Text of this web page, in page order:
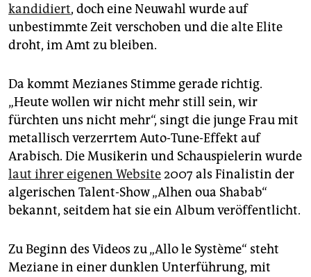
kandidiert, doch eine Neuwahl wurde auf
unbestimmte Zeit verschoben und die alte Elite
droht, im Amt zu bleiben.
Da kommt Mezianes Stimme gerade richtig.
„Heute wollen wir nicht mehr still sein, wir
fürchten uns nicht mehr“, singt die junge Frau mit
metallisch verzerrtem Auto-Tune-Effekt auf
Arabisch. Die Musikerin und Schauspielerin wurde
laut ihrer eigenen Website2007 als Finalistin der
algerischen Talent-Show „Alhen oua Shabab“
bekannt, seitdem hat sie ein Album veröffentlicht.
Zu Beginn des Videos zu „Allo le Système“ steht
Meziane in einer dunklen Unterführung, mit